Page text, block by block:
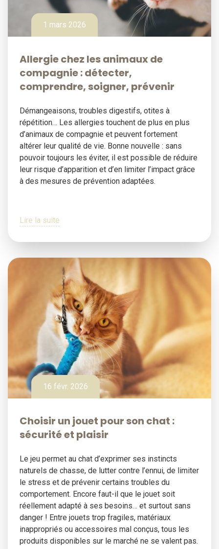
1 mars 2026
Allergie chez les animaux de
compagnie : détecter,
comprendre, soigner, prévenir
Démangeaisons, troubles digestifs, otites à
répétition… Les allergies touchent de plus en plus
d’animaux de compagnie et peuvent fortement
altérer leur qualité de vie. Bonne nouvelle : sans
pouvoir toujours les éviter, il est possible de réduire
leur risque d’apparition et d’en limiter l’impact grâce
à des mesures de prévention adaptées.
Lire la suite
16 févr. 2026
Choisir un jouet pour son chat :
sécurité et plaisir
Le jeu permet au chat d’exprimer ses instincts
naturels de chasse, de lutter contre l’ennui, de limiter
le stress et de prévenir certains troubles du
comportement. Encore faut-il que le jouet soit
réellement adapté à ses besoins… et surtout sans
danger ! Entre jouets trop fragiles, matériaux
inappropriés ou accessoires mal conçus, tous les
produits disponibles sur le marché ne se valent pas.